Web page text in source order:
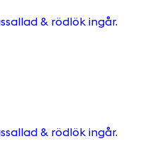
& rödlök ingår.
& rödlök ingår.